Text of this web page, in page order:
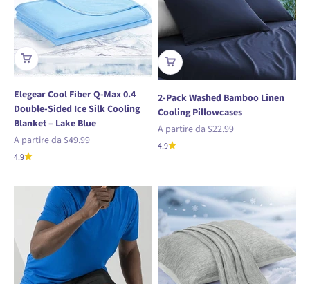
Elegear Cool Fiber Q-Max 0.4
Double-Sided Ice Silk Cooling
Blanket – Lake Blue
Prezzo scontato
A partire da $49.99
4.9
2-Pack Washed Bamboo Linen
Cooling Pillowcases
Prezzo scontato
A partire da $22.99
4.9